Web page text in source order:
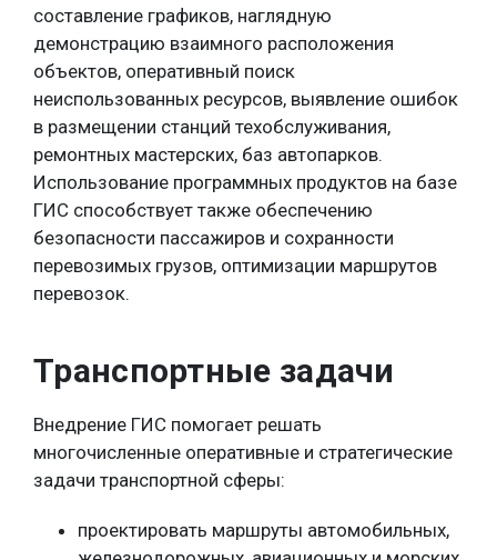
составление графиков, наглядную
демонстрацию взаимного расположения
объектов, оперативный поиск
неиспользованных ресурсов, выявление ошибок
в размещении станций техобслуживания,
ремонтных мастерских, баз автопарков.
Использование программных продуктов на базе
ГИС способствует также обеспечению
безопасности пассажиров и сохранности
перевозимых грузов, оптимизации маршрутов
перевозок.
Транспортные задачи
Внедрение ГИС помогает решать
многочисленные оперативные и стратегические
задачи транспортной сферы:
проектировать маршруты автомобильных,